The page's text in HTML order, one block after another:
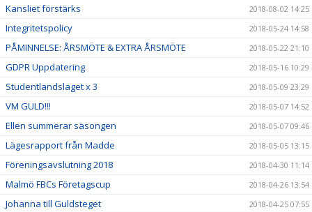
Kansliet förstärks 2018-08-02 14:25
Integritetspolicy 2018-05-24 14:58
PÅMINNELSE: ÅRSMÖTE & EXTRA ÅRSMÖTE 2018-05-22 21:10
GDPR Uppdatering 2018-05-16 10:29
Studentlandslaget x 3 2018-05-09 23:29
VM GULD!!! 2018-05-07 14:52
Ellen summerar säsongen 2018-05-07 09:46
Lägesrapport från Madde 2018-05-05 13:15
Föreningsavslutning 2018 2018-04-30 11:14
Malmö FBCs Företagscup 2018-04-26 13:54
Johanna till Guldsteget 2018-04-25 07:55